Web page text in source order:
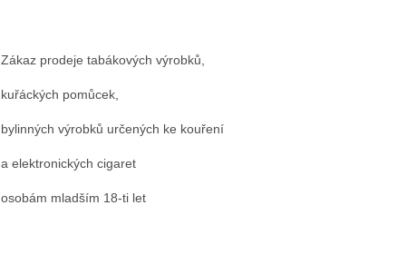
Zákaz prodeje tabákových výrobků,
kuřáckých pomůcek,
bylinných výrobků určených ke kouření
a elektronických cigaret
osobám mladším 18-ti let